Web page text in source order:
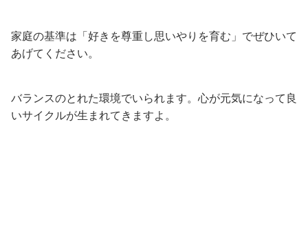
家庭の基準は「好きを尊重し思いやりを育む」でぜひいて
あげてください。
バランスのとれた環境でいられます。心が元気になって良
いサイクルが生まれてきますよ。